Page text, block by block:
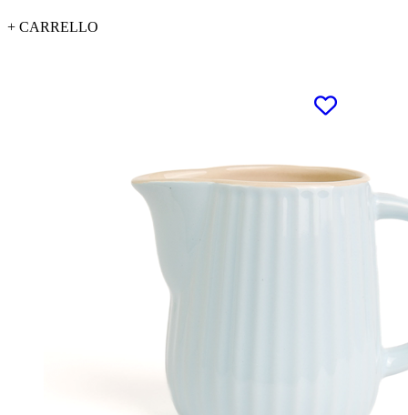
+ CARRELLO